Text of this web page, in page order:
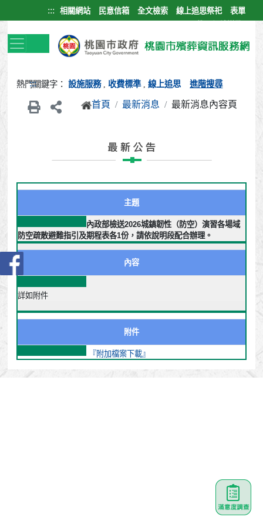
跳到主要內容區塊
::: 相關網站 民意信箱 全文檢索 線上追思祭祀
表單
熱門關鍵字： 設施服務, 收費標準,線上追思 進階搜尋
首頁 最新消息 最新消息內容頁
:::
主題
內政部檢送2026城鎮韌性（防空）演習各場域
防空疏散避難指引及期程表各1份，請依說明段配合辦理。
內容
詳如附件
附件
『附加檔案下載』